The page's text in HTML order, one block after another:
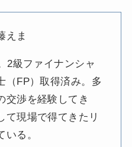
えま
2級ファイナンシャ
（FP）取得済み。多
交渉を経験してき
て現場で得てきたリ
る。